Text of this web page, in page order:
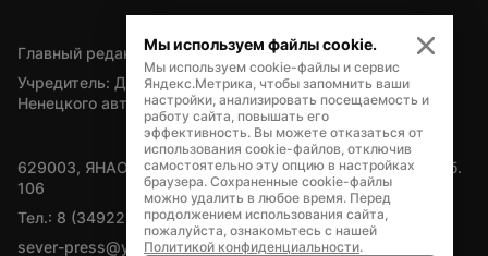
Главный редактор — А.Л. Поздеев
Учредитель: Департамент внутренней политики Ямало-
Ненецкого автономного округа
629003, ЯНАО, Салехард, мкр. Богдана Кнунянца, д.1, каб.
106
Тел.: 8 (34922) 71262
sever-press@yamal-media.ru
Мы используем файлы cookie.
Мы используем cookie-файлы и сервис
Яндекс.Метрика, чтобы запомнить ваши
настройки, анализировать посещаемость и
работу сайта, повышать его
эффективность. Вы можете отказаться от
использования cookie-файлов, отключив
самостоятельно эту опцию в настройках
браузера. Сохраненные cookie-файлы
можно удалить в любое время. Перед
продолжением использования сайта,
пожалуйста, ознакомьтесь с нашей
Политикой конфиденциальности.